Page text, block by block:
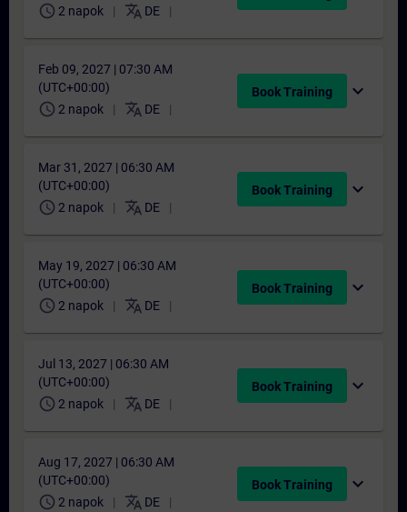
schedule 2 napok translate DE
Feb 09, 2027 | 07:30 AM
(UTC+00:00)
schedule 2 napok translate DE
Book Training expand_more
Mar 31, 2027 | 06:30 AM
(UTC+00:00)
schedule 2 napok translate DE
Book Training expand_more
May 19, 2027 | 06:30 AM
(UTC+00:00)
schedule 2 napok translate DE
Book Training expand_more
Jul 13, 2027 | 06:30 AM
(UTC+00:00)
schedule 2 napok translate DE
Book Training expand_more
Aug 17, 2027 | 06:30 AM
(UTC+00:00)
schedule 2 napok translate DE
Book Training expand_more